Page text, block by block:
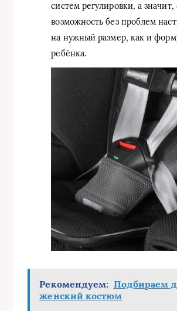
систем регулировки, а значит,
возможность без проблем
на нужный размер, как и
ребёнка.
Рекомендуем: Подбираем
женский костюм